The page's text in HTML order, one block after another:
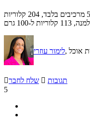
טורטיה תרד טעימה ועשירה בחלבון מ- 5 מרכיבים בלבד, 204 קלוריות
למנה, 113 קלוריות ל-100 גרם
לימור עוזרי אוכל
שלח לחבר  תגובות
5